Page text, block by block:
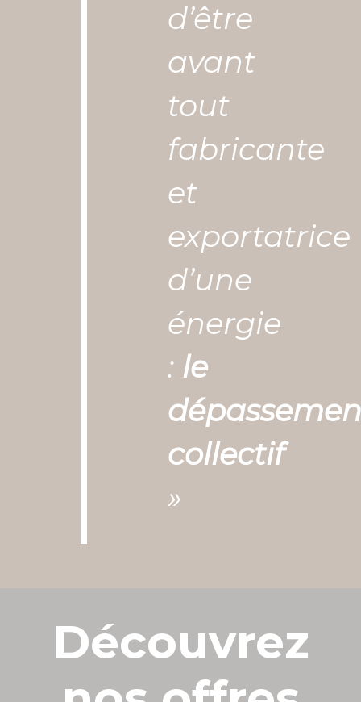
d’être
avant
tout
fabricante
et
exportatrice
d’une
énergie
: le
collectif
»
Découvrez